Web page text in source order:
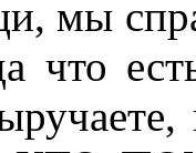
мы
что